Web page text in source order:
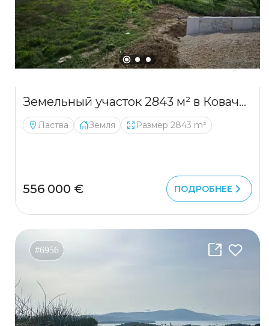
Земельный участок 2843 м² в Ковачи с выходом на магистраль
Ластва Земля Размер 2843 m²
556 000 € ПОДРОБНЕЕ
#6956